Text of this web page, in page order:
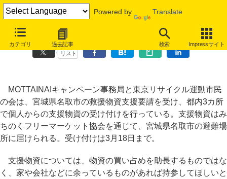
Powered by Translate
カテゴリ 過去記事 検索 Impressサイト
MOTTAINAIキャンペーン、秋葉原UDXなどで支援物資受付を実施
リスト
MOTTAINAIキャンペーン事務局と東京リサイクル運動市民
の会は、宮城県名取市の救援物資支援要請を受け、都内3カ所
で個人からの支援物資の受け付けを行っている。支援物資はみ
ちのくフリーマーケット協会を通じて、宮城県名取市の避難場
所に届けられる。受け付けは3月18日まで。
支援物資については、物資の買い占めを助長するものではな
く、家や会社などに余っているものがあれば持参してほしいと